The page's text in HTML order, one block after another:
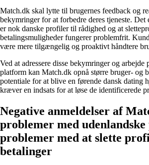
Match.dk skal lytte til brugernes feedback og
bekymringer for at forbedre deres tjeneste. Det
er nok danske profiler til rådighed og at
betalingsmuligheder fungerer problemfrit.
være mere tilgængelig og proaktivt håndtere
Ved at adressere disse bekymringer og arbejde
platform kan Match.dk opnå større bruger- og
potentiale for at blive en førende dansk dating
kræver en indsats for at løse de identificerede
Negative anmeldelser af
problemer med
problemer med at slette
betalinger